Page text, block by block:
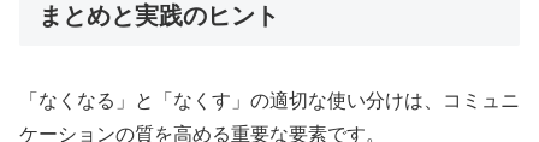
まとめと実践のヒント
「なくなる」と「なくす」の適切な使い分けは、コミュニ
ケーションの質を高める重要な要素です。